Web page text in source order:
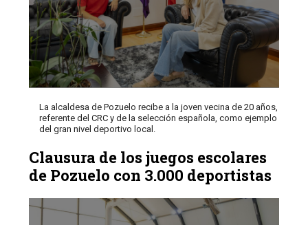
La alcaldesa de Pozuelo recibe a la joven vecina de 20 años,
referente del CRC y de la selección española, como ejemplo
del gran nivel deportivo local.
Clausura de los juegos escolares
de Pozuelo con 3.000 deportistas